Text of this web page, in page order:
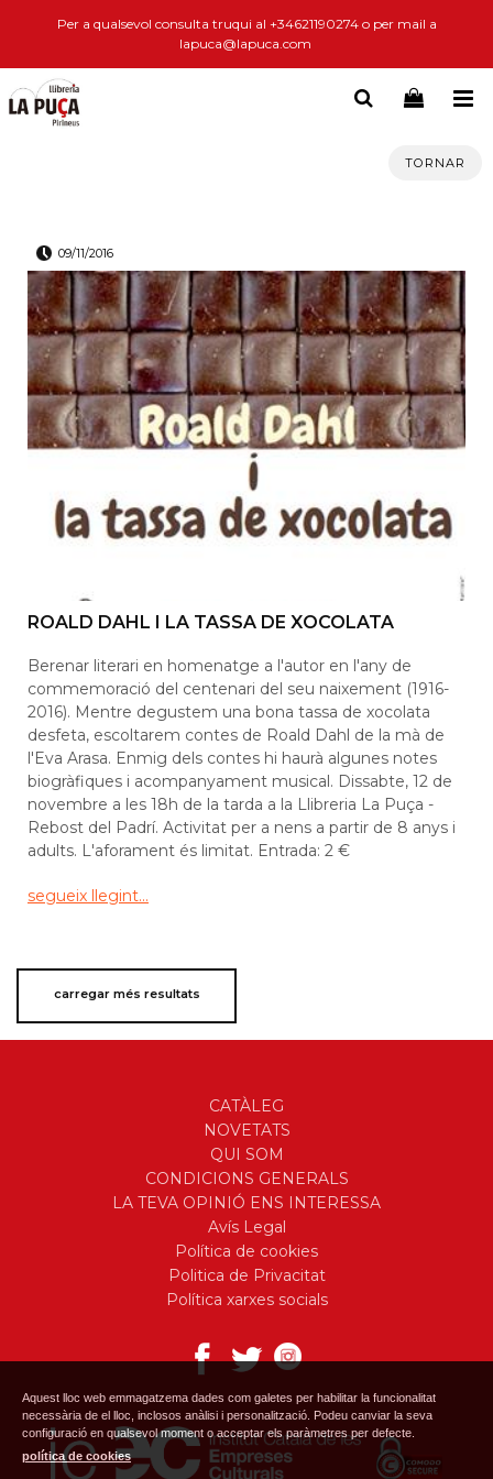
Per a qualsevol consulta truqui al +34621190274 o per mail a
lapuca@lapuca.com
TORNAR
09/11/2016
ROALD DAHL I LA TASSA DE XOCOLATA
Berenar literari en homenatge a l'autor en l'any de
commemoració del centenari del seu naixement (1916-
2016). Mentre degustem una bona tassa de xocolata
desfeta, escoltarem contes de Roald Dahl de la mà de
l'Eva Arasa. Enmig dels contes hi haurà algunes notes
biogràfiques i acompanyament musical. Dissabte, 12 de
novembre a les 18h de la tarda a la Llibreria La Puça -
Rebost del Padrí. Activitat per a nens a partir de 8 anys i
adults. L'aforament és limitat. Entrada: 2 €
segueix llegint...
carregar més resultats
CATÀLEG
NOVETATS
QUI SOM
CONDICIONS GENERALS
LA TEVA OPINIÓ ENS INTERESSA
Avís Legal
Política de cookies
Politica de Privacitat
Política xarxes socials
Aquest lloc web emmagatzema dades com galetes per habilitar la funcionalitat
necessària de el lloc, inclosos anàlisi i personalització. Podeu canviar la seva
configuració en qualsevol moment o acceptar els paràmetres per defecte.
política de cookies